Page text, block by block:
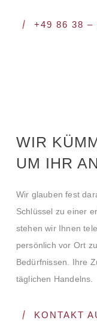
+49 86 38 –
WIR
UM IHR
Wir glauben fest
Schlüssel zu einer
stehen wir Ihnen
persönlich vor Ort
Bedürfnissen. Ihre
täglichen Handelns.
KONTAKT